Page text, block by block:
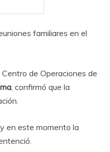
familiares en el
de Operaciones de
, confirmó que la
en este momento la